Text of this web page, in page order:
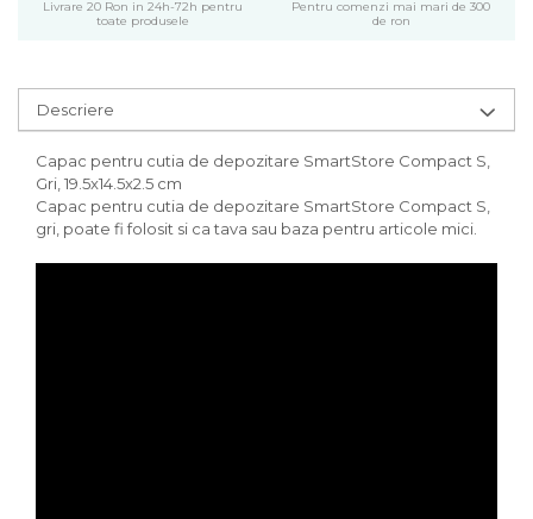
Livrare 20 Ron in 24h-72h pentru
toate produsele
Pentru comenzi mai mari de 300
de ron
Descriere
Capac pentru cutia de depozitare SmartStore Compact S,
Gri, 19.5x14.5x2.5 cm
Capac pentru cutia de depozitare SmartStore Compact S,
gri, poate fi folosit si ca tava sau baza pentru articole mici.